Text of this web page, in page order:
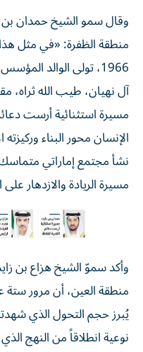
وقال سمو الشيخ حمدان بن
منطقة الظفرة: «في مثل
1966، تولى الوالد
آل نهيان، طيب الله ثراه،
مسيرة استثنائية أرست
الإنسان محور البناء
نشأ مجتمع إماراتي
مسيرة الريادة والازدهار
وأكد سموّ الشيخ هزاع بن
منطقة العين، أن مرور ستة
يُبرز حجم التحول الذي
نوعية انطلاقاً من النهج